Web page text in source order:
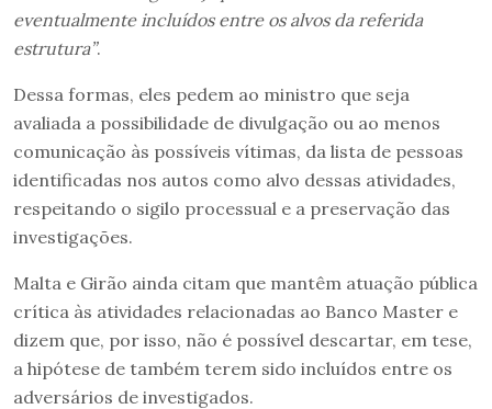
eventualmente incluídos entre os alvos da referida
estrutura”.
Dessa formas, eles pedem ao ministro que seja
avaliada a possibilidade de divulgação ou ao menos
comunicação às possíveis vítimas, da lista de pessoas
identificadas nos autos como alvo dessas atividades,
respeitando o sigilo processual e a preservação das
investigações.
Malta e Girão ainda citam que mantêm atuação pública
crítica às atividades relacionadas ao Banco Master e
dizem que, por isso, não é possível descartar, em tese,
a hipótese de também terem sido incluídos entre os
adversários de investigados.